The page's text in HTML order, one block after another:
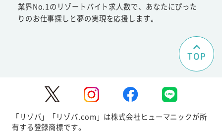
業界No.1のリゾートバイト求人数で、あなたにぴった
りのお仕事探しと夢の実現を応援します。
TOP
「リゾバ」「リゾバ.com」は株式会社ヒューマニックが所
有する登録商標です。